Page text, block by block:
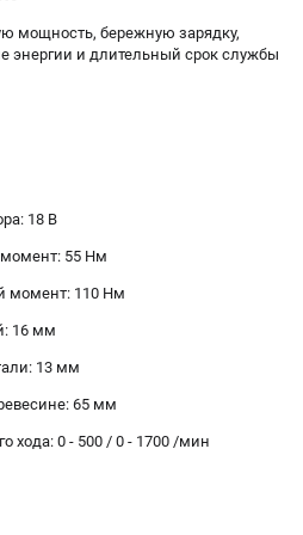
ЗАПЧАСТЕЙ
| +7 (8112) 59-10-67
мощность, бережную зарядку,
энергии и длительный срок службы
18 В
55 Нм
момент: 110 Нм
16 мм
13 мм
65 мм
хода: 0 - 500 / 0 - 1700 /мин